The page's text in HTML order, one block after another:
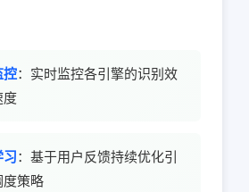
控：实时监控各引擎的识别效
度
习：基于用户反馈持续优化引
度策略